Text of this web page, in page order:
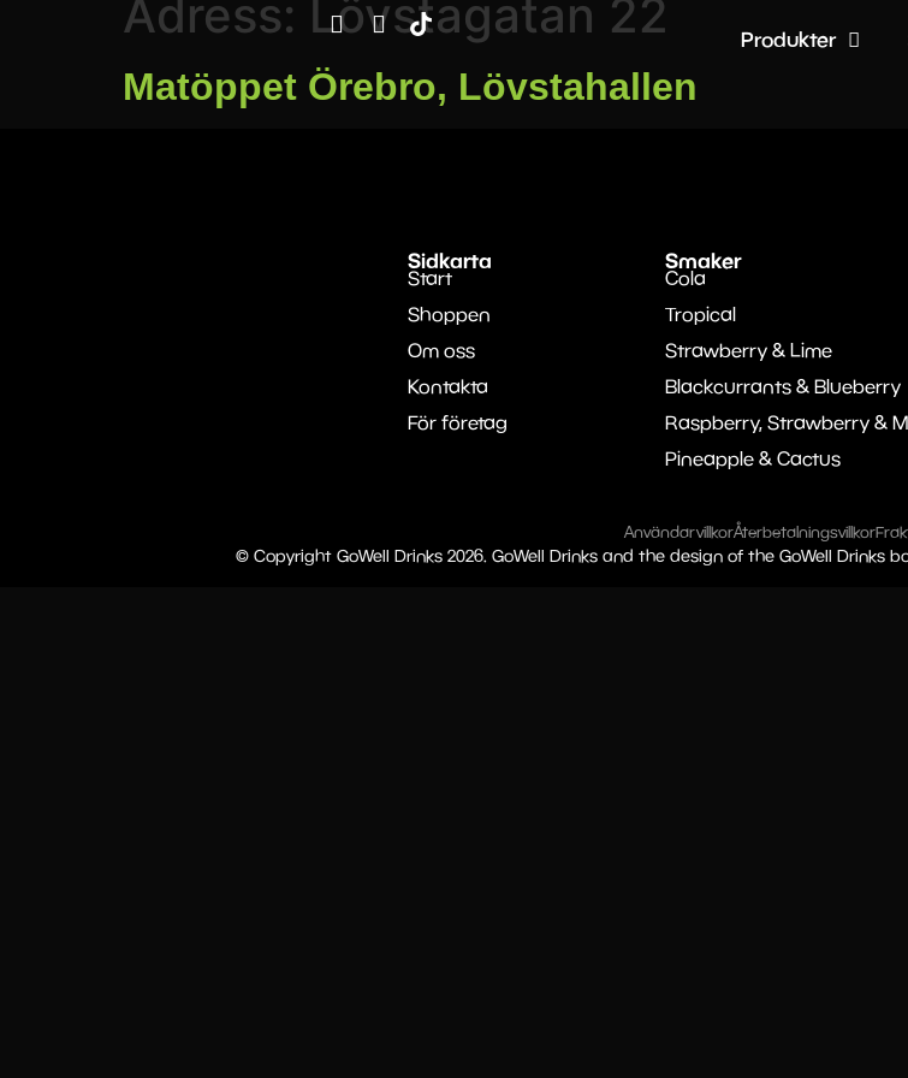
Produkter
Adress: Lövstagatan 22
Matöppet Örebro, Lövstahallen
Sidkarta
Start
Shoppen
Om oss
Kontakta
För företag
Smaker
Cola
Tropical
Strawberry & Lime
Blackcurrants & Blueberry
Raspberry, Strawberry &
Pineapple & Cactus
AnvändarvillkorÅterbetalningsvillkor
© Copyright GoWell Drinks 2026. GoWell Drinks and the design of the GoWell Drinks